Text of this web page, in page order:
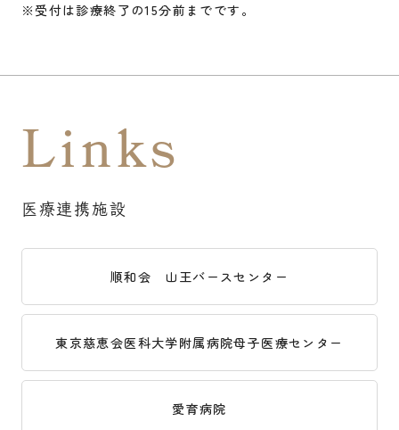
※受付は診療終了の15分前までです。
Links
医療連携施設
順和会 山王バースセンター
東京慈恵会医科大学附属病院母子医療センター
愛育病院